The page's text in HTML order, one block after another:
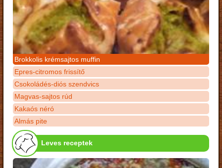
Brokkolis krémsajtos muffin
Epres-citromos frissítő
Csokoládés-diós szendvics
Magvas-sajtos rúd
Kakaós néró
Almás pite
Leves receptek